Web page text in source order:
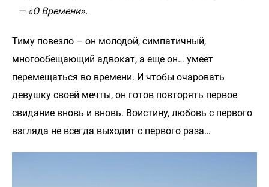
— «О Времени».
Тиму повезло – он молодой, симпатичный,
многообещающий адвокат, а еще он… умеет
перемещаться во времени. И чтобы очаровать
девушку своей мечты, он готов повторять первое
свидание вновь и вновь. Воистину, любовь с первого
взгляда не всегда выходит с первого раза…